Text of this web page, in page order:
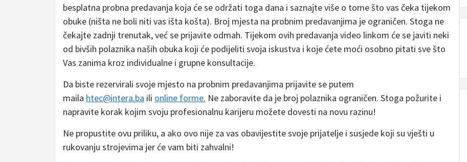
besplatna probna predavanja koja će se održati toga dana i saznajte više o tome što vas čeka tijekom
obuke (ništa ne boli niti vas išta košta). Broj mjesta na probnim predavanjima je ograničen. Stoga ne
čekajte zadnji trenutak, već se prijavite odmah. Tijekom ovih predavanja video linkom će se javiti neki
od bivših polaznika naših obuka koji će podijeliti svoja iskustva i koje ćete moći osobno pitati sve što
Vas zanima kroz individualne i grupne konsultacije.
Da biste rezervirali svoje mjesto na probnim predavanjima prijavite se putem
maila htec@intera.ba ili online forme. Ne zaboravite da je broj polaznika ograničen. Stoga požurite i
napravite korak kojim svoju profesionalnu karijeru možete dovesti na novu razinu!
Ne propustite ovu priliku, a ako ovo nije za vas obavijestite svoje prijatelje i susjede koji su vješti u
rukovanju strojevima jer će vam biti zahvalni!